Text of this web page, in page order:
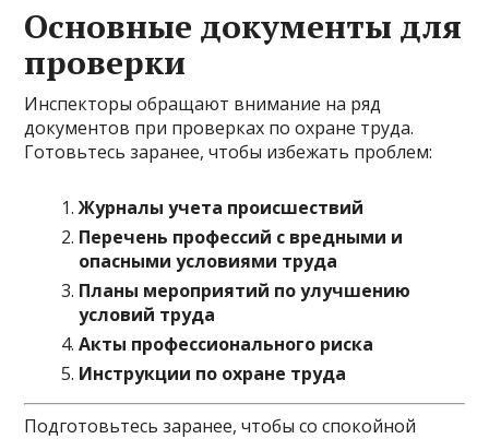
Основные документы для
проверки
Инспекторы обращают внимание на ряд
документов при проверках по охране труда.
Готовьтесь заранее, чтобы избежать проблем:
Журналы учета происшествий
Перечень профессий с вредными и
опасными условиями труда
Планы мероприятий по улучшению
условий труда
Акты профессионального риска
Инструкции по охране труда
Подготовьтесь заранее, чтобы со спокойной